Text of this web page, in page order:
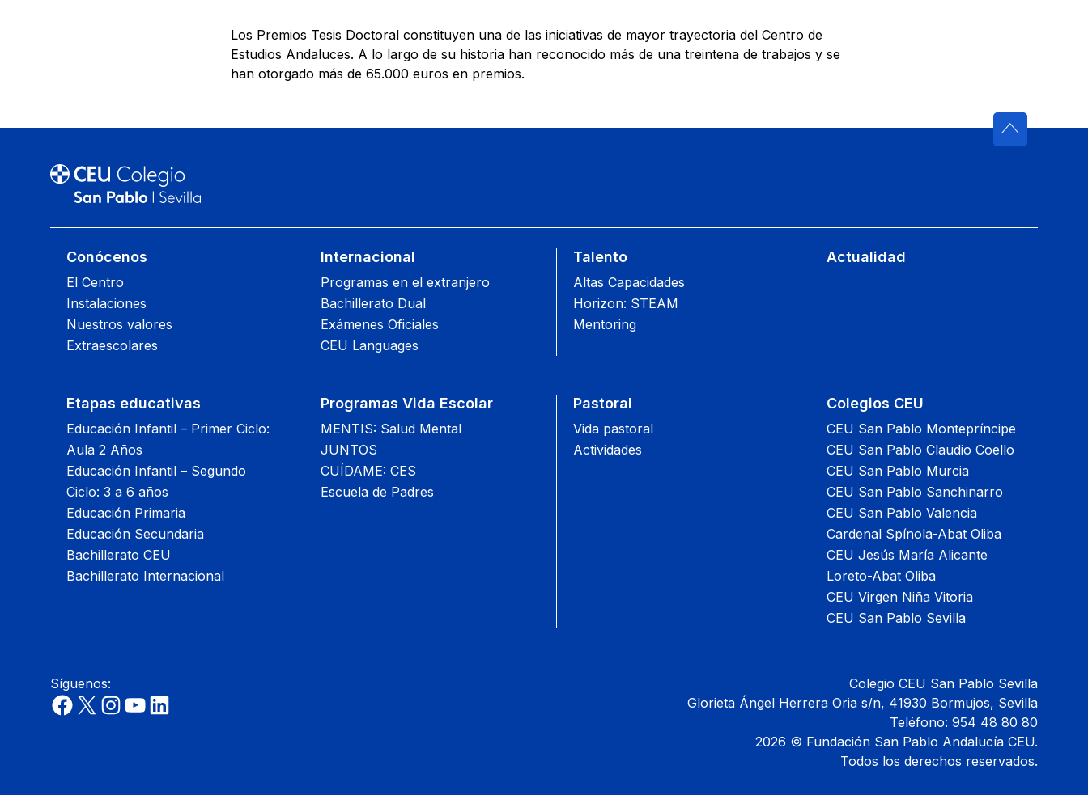
Los Premios Tesis Doctoral constituyen una de las iniciativas de mayor trayectoria del Centro de
Estudios Andaluces. A lo largo de su historia han reconocido más de una treintena de trabajos y se
han otorgado más de 65.000 euros en premios.
Conócenos
El Centro
Instalaciones
Nuestros valores
Extraescolares
Etapas educativas
Educación Infantil – Primer Ciclo:
Aula 2 Años
Educación Infantil – Segundo
Ciclo: 3 a 6 años
Educación Primaria
Educación Secundaria
Bachillerato CEU
Bachillerato Internacional
Internacional
Programas en el extranjero
Bachillerato Dual
Exámenes Oficiales
CEU Languages
Programas Vida Escolar
MENTIS: Salud Mental
JUNTOS
CUÍDAME: CES
Escuela de Padres
Talento
Altas Capacidades
Horizon: STEAM
Mentoring
Pastoral
Vida pastoral
Actividades
Actualidad
Colegios CEU
CEU San Pablo Montepríncipe
CEU San Pablo Claudio Coello
CEU San Pablo Murcia
CEU San Pablo Sanchinarro
CEU San Pablo Valencia
Cardenal Spínola-Abat Oliba
CEU Jesús María Alicante
Loreto-Abat Oliba
CEU Virgen Niña Vitoria
CEU San Pablo Sevilla
Síguenos:
Colegio CEU San Pablo Sevilla
Glorieta Ángel Herrera Oria s/n, 41930 Bormujos, Sevilla
Teléfono: 954 48 80 80
2026 © Fundación San Pablo Andalucía CEU.
Todos los derechos reservados.